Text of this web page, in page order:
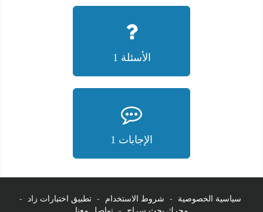
الأسئلة 1
الإجابات 1
سياسية الخصوصية - شروط الاستخدام - تطبيق اختبارات زاد
-